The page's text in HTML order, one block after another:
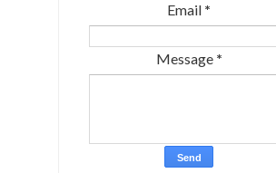
Email *
Message *